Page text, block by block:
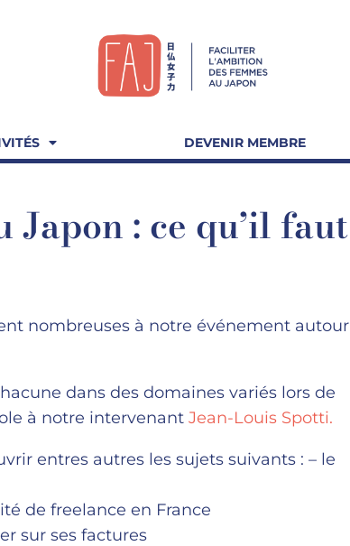
DEVENIR MEMBRE
: ce qu’il faut
nombreuses à notre événement autour
dans des domaines variés lors de
à notre intervenant Jean-Louis Spotti.
entres autres les sujets suivants : – le
de freelance en France
sur ses factures